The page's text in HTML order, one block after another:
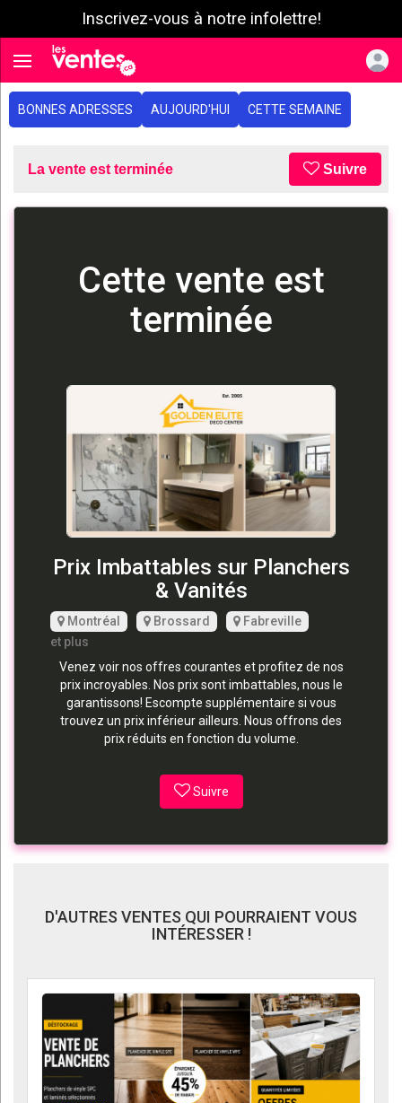
Inscrivez-vous à notre infolettre!
Toggle navigation
BONNES ADRESSES AUJOURD'HUI CETTE SEMAINE
La vente est terminée Suivre
Cette vente est
terminée
Prix Imbattables sur Planchers
& Vanités
Montréal Brossard
Fabreville
et plus
Venez voir nos offres courantes et profitez de nos
prix incroyables. Nos prix sont imbattables, nous le
garantissons! Escompte supplémentaire si vous
trouvez un prix inférieur ailleurs. Nous offrons des
prix réduits en fonction du volume.
Suivre
D'AUTRES VENTES QUI POURRAIENT VOUS
INTÉRESSER !